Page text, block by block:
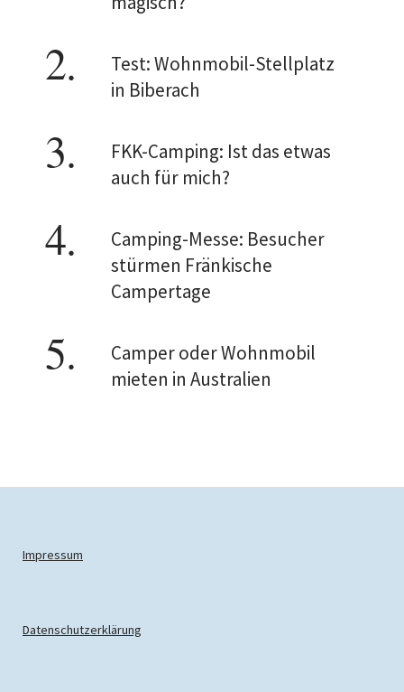
Test: Wohnmobil-Stellplatz
in Biberach
FKK-Camping: Ist das etwas
auch für mich?
Camping-Messe: Besucher
stürmen Fränkische
Campertage
Camper oder Wohnmobil
mieten in Australien
Impressum
Datenschutzerklärung